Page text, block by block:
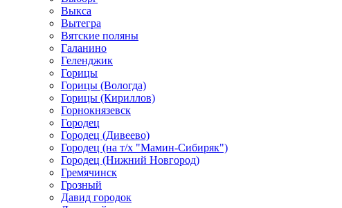
Выкса
Вытегра
Вятские поляны
Галанино
Геленджик
Горицы
Горицы (Вологда)
Горицы (Кириллов)
Горнокнязевск
Городец
Городец (Дивеево)
Городец (на т/х "Мамин-Сибиряк")
Городец (Нижний Новгород)
Гремячинск
Грозный
Давид городок